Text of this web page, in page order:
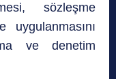
sözleşme
ve denetim